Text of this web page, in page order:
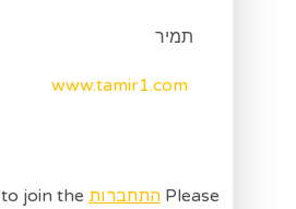
תמיר
www.tamir1.com
Please התחברות to join the